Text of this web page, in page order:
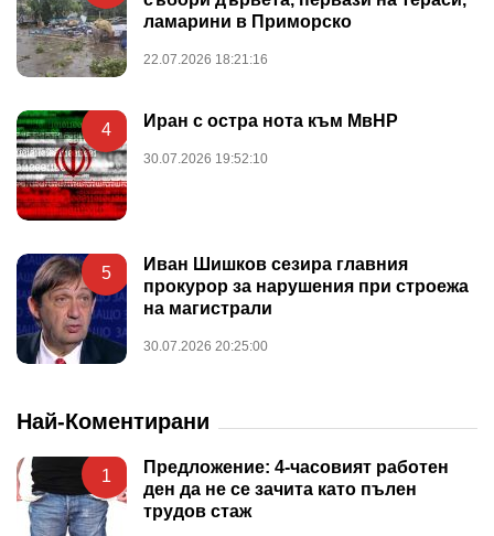
ламарини в Приморско
22.07.2026 18:21:16
4 Иран с остра нота към МвНР
30.07.2026 19:52:10
5
Иван Шишков сезира главния
прокурор за нарушения при строежа
на магистрали
30.07.2026 20:25:00
Най-Коментирани
1
Предложение: 4-часовият работен
ден да не се зачита като пълен
трудов стаж